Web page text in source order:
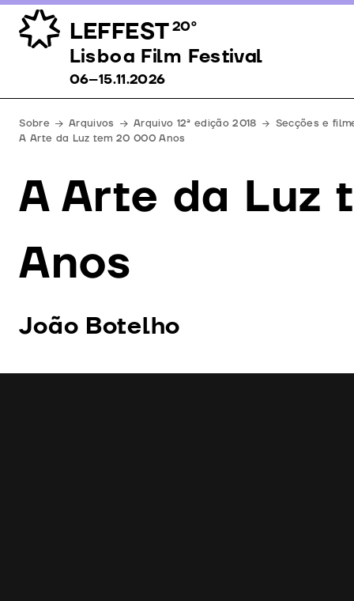
LEFFEST20º
Lisboa Film Festival 06–15.11.2026
Lisboa Film Festival
06–15.11.2026
Sobre Arquivos Arquivo 12ª edição 2018
Secções e
A Arte da Luz tem 20 000 Anos
A Arte da
Anos
João Botelho